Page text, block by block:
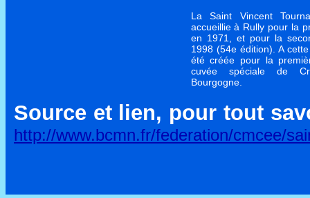
La Saint Vincent
accueillie à Rully pour la
en 1971, et pour la
1998 (54e édition). A
été créée pour la
cuvée spéciale de
Bourgogne.
Source et lien, pour tout
http://www.bcmn.fr/federation/cmcee/